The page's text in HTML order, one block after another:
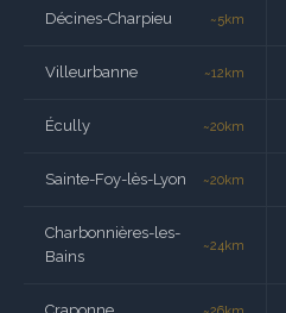
Décines-Charpieu ~5km
Villeurbanne ~12km
Écully ~20km
Sainte-Foy-lès-Lyon ~20km
Charbonnières-les-
Bains
~24km